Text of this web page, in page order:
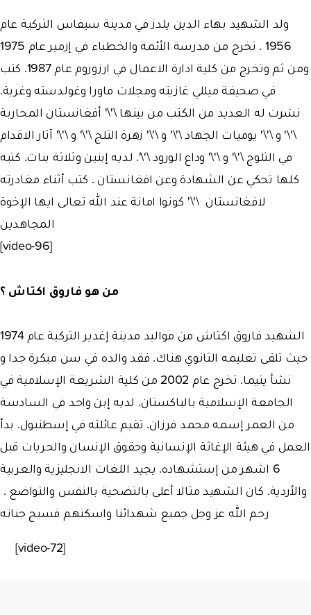
ولد الشهيد بهاء الدين يلدز في مدينة سيفاس التركية عام
1956 . تخرج من مدرسة الأئمة والخطباء في إزمير عام 1975
ومن ثم وتخرج من كلية ادارة الاعمال في ارزوروم عام 1987. كتب
في صحيفة ميللي غازيته ومجلات ماورا وغولدسته وغربة.
نشرت له العديد من الكتب من بينها \'\' أفغانستان المحاربة
\'\' و \'\' يوميات الجهاد \'\' و \'\' زهرة الثلج \'\' و \'\' آثار الاقدام
في الثلوج \'\' و \'\' وداع الورود \'\'. لديه إبنين وثلاثة بنات. كتبه
كلها تحكي عن الشهادة وعن افغانستان . كتب أثناء مغادرته
لافغانستان \'\' كونوا امانة عند الله تعالى ايها الإخوة
المجاهدين
[video-96]
من هو فاروق اكتاش ؟
الشهيد فاروق اكتاش من مواليد مدينة إغدير التركية عام 1974
حيث تلقى تعليمه الثانوي هناك. فقد والده في سن مبكرة جدا و
نشأ يتيما. تخرج عام 2002 من كلية الشريعة الإسلامية في
الجامعة الإسلامية بالباكستان. لديه إبن واحد في السادسة
من العمر إسمه محمد فرزان. تقيم عائلته في إسطنبول. بدأ
العمل في هيئة الإغاثة الإنسانية وحقوق الإنسان والحريات قبل
6 اشهر من إستشهاده. يجيد اللغات الانجليزية والعربية
والأردية. كان الشهيد مثالا أعلى بالتضحية بالنفس والتواضع .
رحم الله عز وجل جميع شهدائنا واسكنهم فسيح جناته
[video-72]